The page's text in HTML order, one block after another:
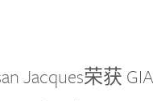
Jacques荣获